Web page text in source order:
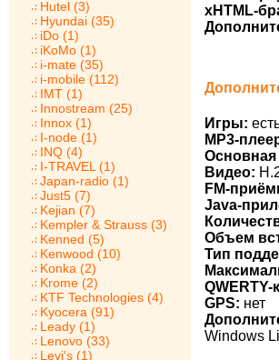
Hutel (3)
Hyundai (35)
iDo (1)
iKoMo (1)
i-mate (35)
i-mobile (112)
IMT (1)
Innostream (25)
Innox (1)
I-node (1)
INQ (4)
I-TRAVEL (1)
Japan-radio (1)
Just5 (7)
Kejian (7)
Kempler & Strauss (3)
Kenned (5)
Kenwood (10)
Konka (2)
Krome (2)
KTF Technologies (4)
Kyocera (91)
Leady (1)
Lenovo (33)
Levi's (1)
xHTML-
Игры:
MP3-
Основная
Видео:
FM-
Java-
Объем
Тип
QWERTY-
GPS: нет
Windows